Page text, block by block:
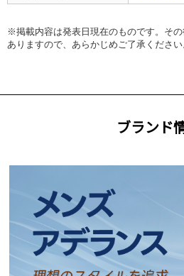
※掲載内容は発表日現在のものです。そ
ありますので、あらかじめご了承ください
ブランド